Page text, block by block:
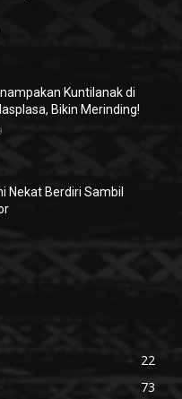
Kuntilanak di
Bikin Merinding!
Nekat Berdiri Sambil
22
73